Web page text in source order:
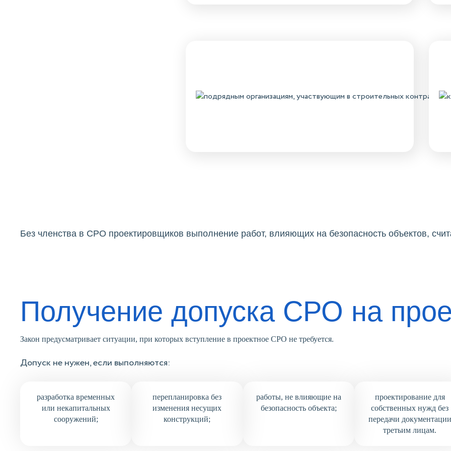
Без членства в СРО проектировщиков выполнение работ, влияющих на безопасность объектов,
Получение допуска СРО на
Закон предусматривает ситуации, при которых вступление в проектное СРО не требуется.
Допуск не нужен, если выполняются:
разработка временных
или некапитальных
сооружений;
перепланировка без
изменения несущих
конструкций;
работы, не влияющие на
безопасность объекта;
проектирование для
собственных нужд без
передачи документации
третьим лицам.